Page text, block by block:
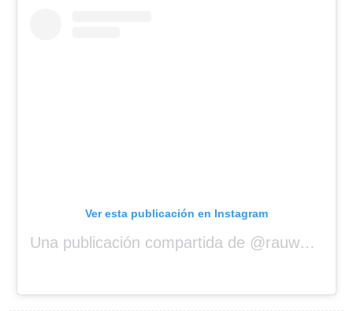
Ver esta publicación en Instagram
Una publicación compartida de @rauwalejandro